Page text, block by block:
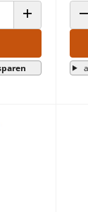
ANZAHL